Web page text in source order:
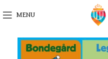
MENU